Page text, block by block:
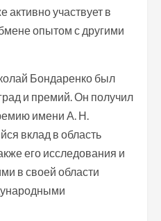
активно участвует в
опытом с другими
Бондаренко был
и премий. Он получил
имени А. Н.
вклад в область
его исследования и
в своей области